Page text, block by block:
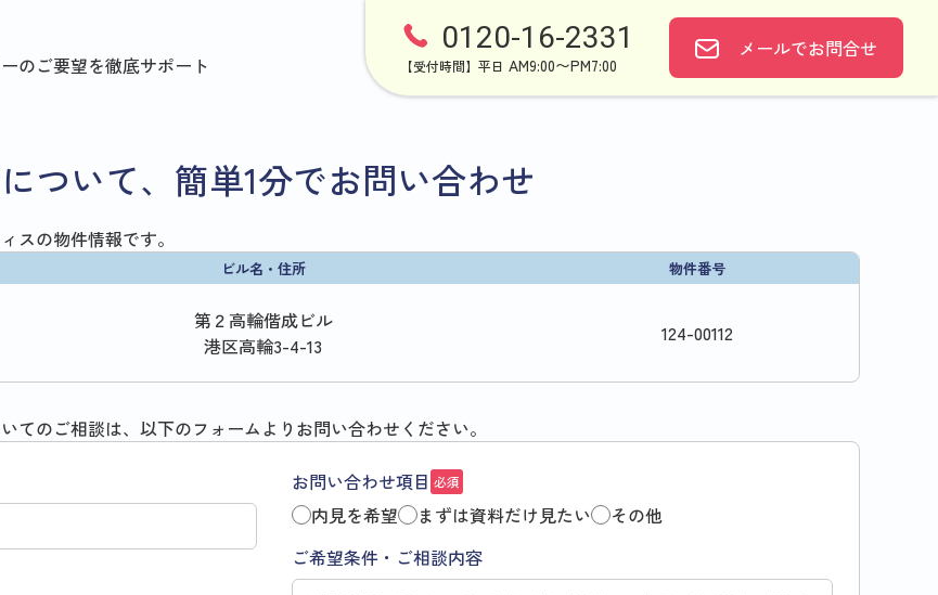
のご要望を徹底サポート
0120-16-2331
【受付時間】平日 AM9:00〜PM7:00
メールでお問合せ
ついて、簡単1分でお問い合わせ
スの物件情報です。
ビル名・住所 物件番号
第２高輪偕成ビル
港区高輪3-4-13
124-00112
てのご相談は、以下のフォームよりお問い合わせください。
お問い合わせ項目 必須
内見を希望 まずは資料だけ見たい
その他
ご希望条件・ご相談内容